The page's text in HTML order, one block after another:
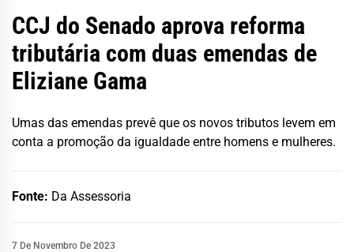
CCJ do Senado aprova reforma
tributária com duas emendas de
Eliziane Gama
Umas das emendas prevê que os novos tributos levem em
conta a promoção da igualdade entre homens e mulheres.
Fonte: Da Assessoria
7 De Novembro De 2023